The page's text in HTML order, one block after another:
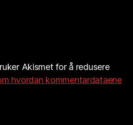
Akismet for å redusere
hvordan kommentardataene